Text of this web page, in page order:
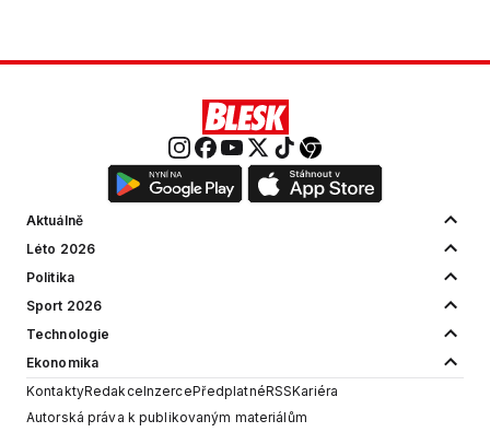
Aktuálně
Léto 2026
Politika
Sport 2026
Technologie
Ekonomika
KontaktyRedakceInzercePředplatnéRSSKariéra
Autorská práva k publikovaným materiálům